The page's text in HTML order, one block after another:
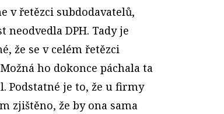
v řetězci subdodavatelů,
DPH. Tady je
že se v celém řetězci
ho dokonce páchala ta
Podstatné je to, že u firmy
zjištěno, že by ona sama